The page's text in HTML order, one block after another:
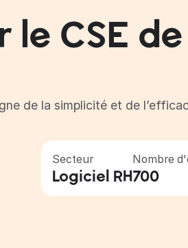
CSE de
de la simplicité et de
Secteur
Logiciel RH
Nombre
700